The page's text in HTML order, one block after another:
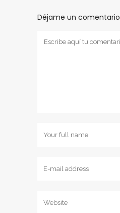
Déjame un comentario